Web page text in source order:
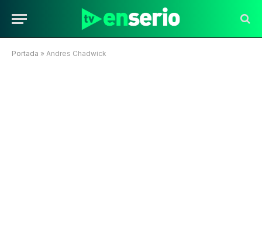
Portada » Andres Chadwick